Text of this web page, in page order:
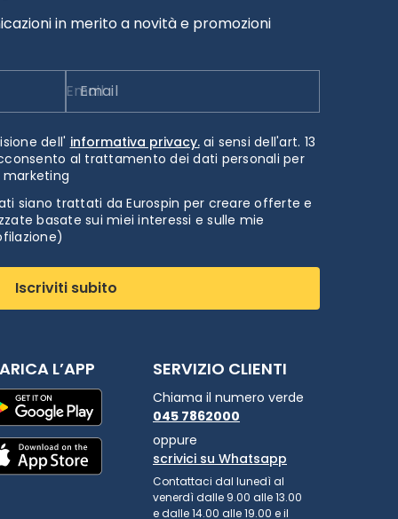
in merito a novità e promozioni
Email
dell' informativa privacy.ai sensi dell'art. 13
al trattamento dei dati personali per
siano trattati da Eurospin per creare offerte e
basate sui miei interessi e sulle mie
Iscriviti subito
L’APP SERVIZIO CLIENTI
Chiama il numero verde
045 7862000
oppure
scrivici su Whatsapp
Contattaci dal lunedì al
venerdì dalle 9.00 alle 13.00
e dalle 14.00 alle 19.00 e il